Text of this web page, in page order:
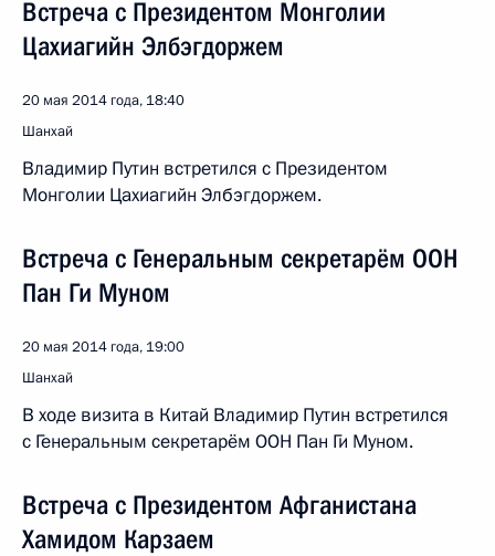
Встреча с Президентом Монголии
Цахиагийн Элбэгдоржем
20 мая 2014 года, 18:40
Шанхай
Владимир Путин встретился с Президентом
Монголии Цахиагийн Элбэгдоржем.
Встреча с Генеральным секретарём ООН
Пан Ги Муном
20 мая 2014 года, 19:00
Шанхай
В ходе визита в Китай Владимир Путин встретился
с Генеральным секретарём ООН Пан Ги Муном.
Встреча с Президентом Афганистана
Хамидом Карзаем